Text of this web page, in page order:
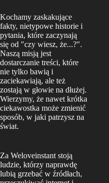
Kochamy zaskakujące
fakty, nietypowe historie i
pytania, które zaczynają
się od "czy wiesz, że...?".
Naszą misją jest
dostarczanie treści, które
nie tylko bawią i
zaciekawiają, ale też
zostają w głowie na dłużej.
Wierzymy, że nawet krótka
ciekawostka może zmienić
sposób, w jaki patrzysz na
świat.
Za Weloveinstant stoją
ludzie, którzy naprawdę
lubią grzebać w źródłach,